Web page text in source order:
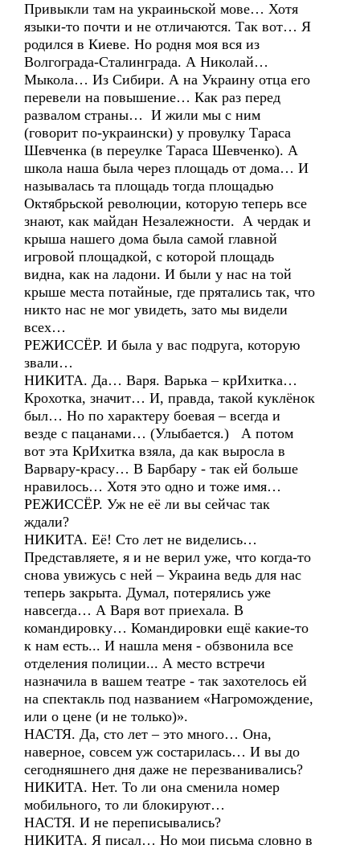
Привыкли там на украиньской мове… Хотя
языки-то почти и не отличаются. Так вот… Я
родился в Киеве. Но родня моя вся из
Волгограда-Сталинграда. А Николай…
Мыкола… Из Сибири. А на Украину отца его
перевели на повышение… Как раз перед
развалом страны… И жили мы с ним
(говорит по-украински) у провулку Тараса
Шевченка (в переулке Тараса Шевченко). А
школа наша была через площадь от дома… И
называлась та площадь тогда площадью
Октябрьской революции, которую теперь все
знают, как майдан Незалежности. А чердак и
крыша нашего дома была самой главной
игровой площадкой, с которой площадь
видна, как на ладони. И были у нас на той
крыше места потайные, где прятались так, что
никто нас не мог увидеть, зато мы видели
всех…
РЕЖИССЁР. И была у вас подруга, которую
звали…
НИКИТА. Да… Варя. Варька – крИхитка…
Крохотка, значит… И, правда, такой куклёнок
был… Но по характеру боевая – всегда и
везде с пацанами… (Улыбается.) А потом
вот эта КрИхитка взяла, да как выросла в
Варвару-красу… В Барбару - так ей больше
нравилось… Хотя это одно и тоже имя…
РЕЖИССЁР. Уж не её ли вы сейчас так
ждали?
НИКИТА. Её! Сто лет не виделись…
Представляете, я и не верил уже, что когда-то
снова увижусь с ней – Украина ведь для нас
теперь закрыта. Думал, потерялись уже
навсегда… А Варя вот приехала. В
командировку… Командировки ещё какие-то
к нам есть... И нашла меня - обзвонила все
отделения полиции... А место встречи
назначила в вашем театре - так захотелось ей
на спектакль под названием «Нагромождение,
или о цене (и не только)».
НАСТЯ. Да, сто лет – это много… Она,
наверное, совсем уж состарилась… И вы до
сегодняшнего дня даже не перезванивались?
НИКИТА. Нет. То ли она сменила номер
мобильного, то ли блокируют…
НАСТЯ. И не переписывались?
НИКИТА. Я писал… Но мои письма словно в